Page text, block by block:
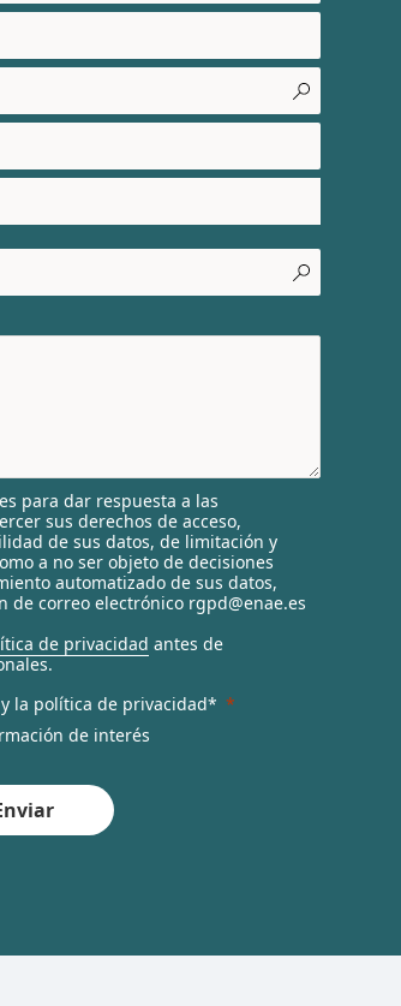
para dar respuesta a las
sus derechos de acceso,
de sus datos, de limitación y
a no ser objeto de decisiones
automatizado de sus datos,
de correo electrónico rgpd@enae.es
de privacidad antes de
la política de privacidad*
de interés